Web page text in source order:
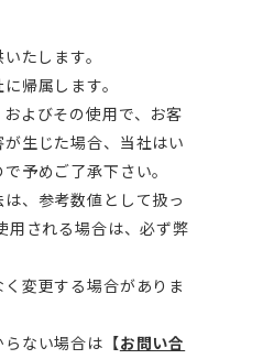
たします。
帰属します。
よびその使用で、お客
生じた場合、当社はい
予めご了承下さい。
、参考数値として扱っ
用される場合は、必ず弊
変更する場合がありま
ない場合は 【お問い合